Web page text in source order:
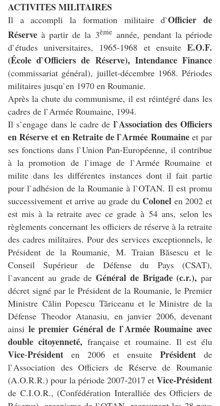
ACTIVITES MILITAIRES
Il a accompli la formation militaire d`Officier de
Réserve à partir de la 3èmeannée, pendant la période
d`études universitaires, 1965-1968 et ensuite E.O.F.
(École d`Officiers de Réserve), Intendance Finance
(commissariat général), juillet-décembre 1968. Périodes
militaires jusqu`en 1970 en Roumanie.
Après la chute du communisme, il est réintégré dans les
cadres de l`Armée Roumaine, 1994.
Il s`engage dans le cadre de l`Association des Officiers
en Réserve et en Retraite de l`Armée Roumaineet par
ses fonctions dans l`Union Pan-Européenne, il contribue
à la promotion de l`image de l`Armée Roumaine et
milite dans les différentes instances dont il fait partie
pour l`adhésion de la Roumanie à l`OTAN. Il est promu
successivement et arrive au grade du Colonel en 2002 et
est mis à la retraite avec ce grade à 54 ans, selon les
règlements concernant les officiers de réserve à la retraite
des cadres militaires. Pour des services exceptionnels, le
Président de la Roumanie, M. Traian Băsescu et le
Conseil Supérieur de Défense du Pays (CSAT),
l`avancent au grade de Général de Brigade (c.r.), par
décret signé par le Président de la Roumanie, le Premier
Ministre Călin Popescu Tăriceanu et le Ministre de la
Défense Theodor Atanasiu, en janvier 2006, devenant
ainsi le premier Général de l`Armée Roumaine avec
double citoyenneté, française et roumaine. Il est élu
Vice-Président en 2006 et ensuite Président de
l`Association des Officiers de Réserve de Roumanie
(A.O.R.R.) pour la période 2007-2017 et Vice-Président
de C.I.O.R., (Confédération Interalliée des Officiers de